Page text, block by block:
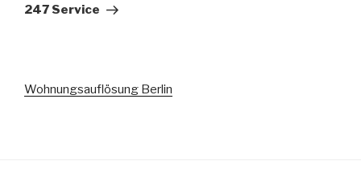
247 Service
Wohnungsauflösung Berlin